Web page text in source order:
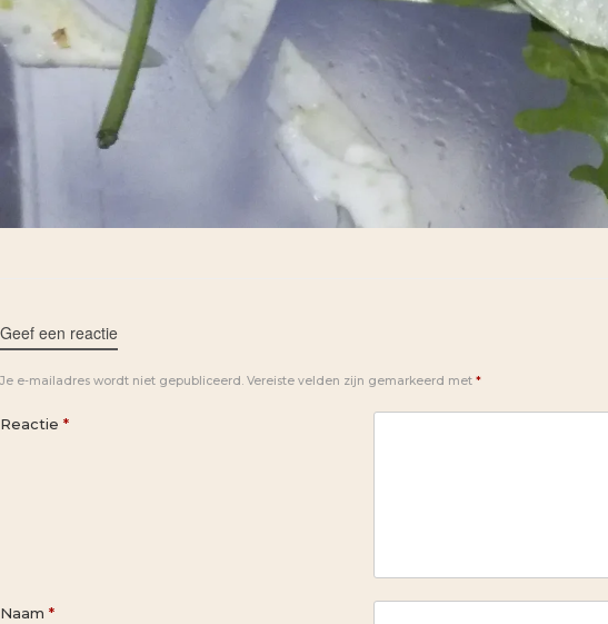
Geef een reactie
Je e-mailadres wordt niet gepubliceerd. Vereiste velden zijn gemarkeerd met *
Reactie *
Naam *